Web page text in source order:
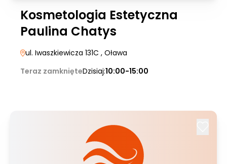
Kosmetologia Estetyczna
Paulina Chatys
ul. Iwaszkiewicza 131C , Oława
Teraz zamknięteDzisiaj:10:00-15:00